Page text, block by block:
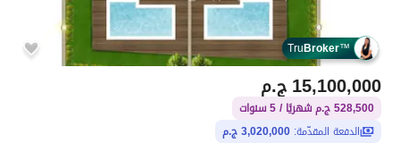
TruBroker™
ج.م15,100,000
528,500 ج.م شهريًا / 5 سنوات
الدفعة المقدّمة: 3,020,000 ج.م